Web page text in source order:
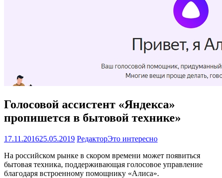
Голосовой ассистент «Яндекса»
пропишется в бытовой технике»
17.11.201625.05.2019 РедакторЭто интересно
На российском рынке в скором времени может появиться
бытовая техника, поддерживающая голосовое управление
благодаря встроенному помощнику «Алиса».